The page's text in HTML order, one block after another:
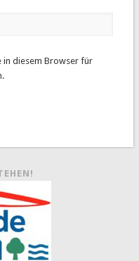
in diesem Browser für